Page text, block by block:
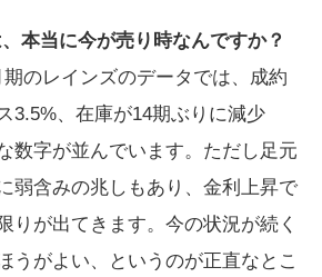
本当に今が売り時なんですか？
のレインズのデータでは、成約
3.5%、在庫が14期ぶりに減少
数字が並んでいます。ただし足元
弱含みの兆しもあり、金利上昇で
りが出てきます。今の状況が続く
うがよい、というのが正直なとこ